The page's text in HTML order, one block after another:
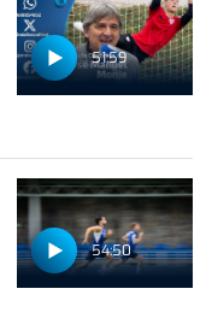
51:59
54:50